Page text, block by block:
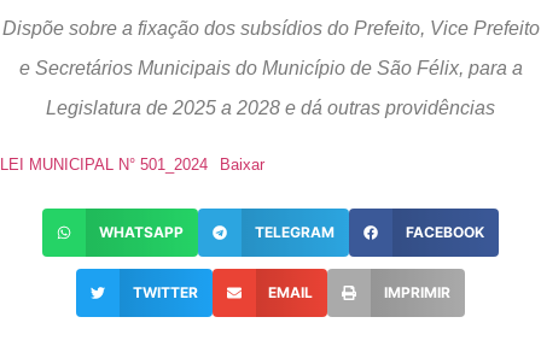
Dispõe sobre a fixação dos subsídios do Prefeito, Vice Prefeito
e Secretários Municipais do Município de São Félix, para a
Legislatura de 2025 a 2028 e dá outras providências
LEI MUNICIPAL N° 501_2024 Baixar
WHATSAPP TELEGRAM FACEBOOK
TWITTER EMAIL IMPRIMIR